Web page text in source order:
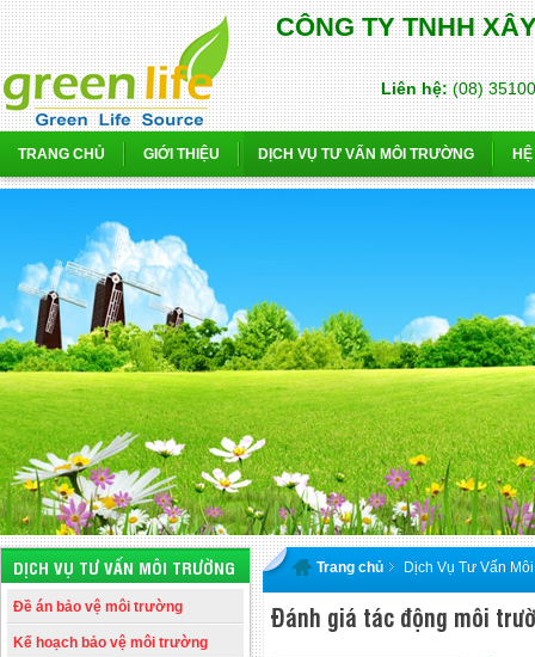
CÔNG TY TNHH
Liên hệ:(08)
TRANG CHỦ GIỚI THIỆU DỊCH VỤ TƯ VẤN MÔI TRƯỜNG
DỊCH VỤ TƯ VẤN MÔI TRƯỜNG
Đề án bảo vệ môi trường
Kế hoạch bảo vệ môi trường
Trang chủ Dịch Vụ Tư Vấn
Đánh giá tác động môi